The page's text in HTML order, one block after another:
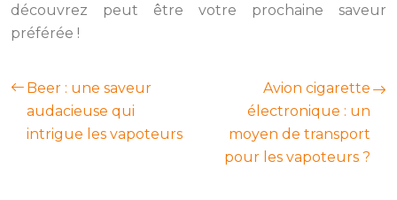
découvrez peut être votre prochaine saveur
préférée !
Beer : une saveur
audacieuse qui
intrigue les vapoteurs
Avion cigarette
électronique : un
moyen de transport
pour les vapoteurs ?